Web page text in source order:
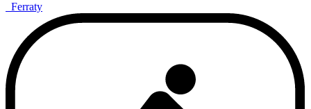
Ferraty